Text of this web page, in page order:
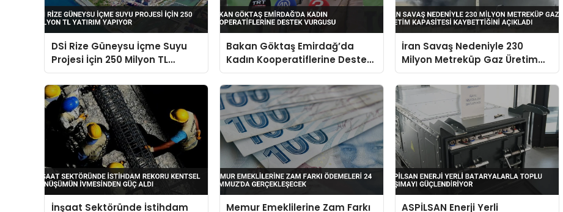
DSİ Rize Güneysu İçme Suyu
Projesi İçin 250 Milyon TL
Yatırım Yapıyor
Bakan Göktaş Emirdağ’da
Kadın Kooperatiflerine Destek
Vurgusu
İran Savaş Nedeniyle 230
Milyon Metreküp Gaz Üretim
Kapasitesi Kaybettiğini
Açıkladı
İnşaat Sektöründe İstihdam Memur Emeklilerine Zam Farkı ASPİLSAN Enerji Yerli